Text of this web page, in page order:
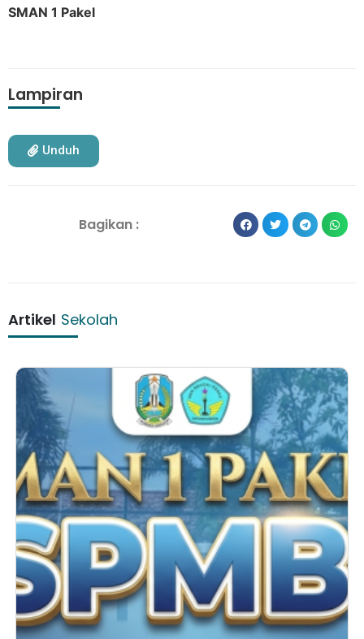
SMAN 1 Pakel
Lampiran
Unduh
Bagikan :
Artikel Sekolah